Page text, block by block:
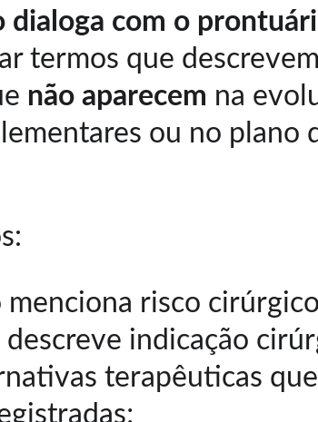
dialoga com o
termos que
não aparecem na
ou no plano
risco
indicação
terapêuticas